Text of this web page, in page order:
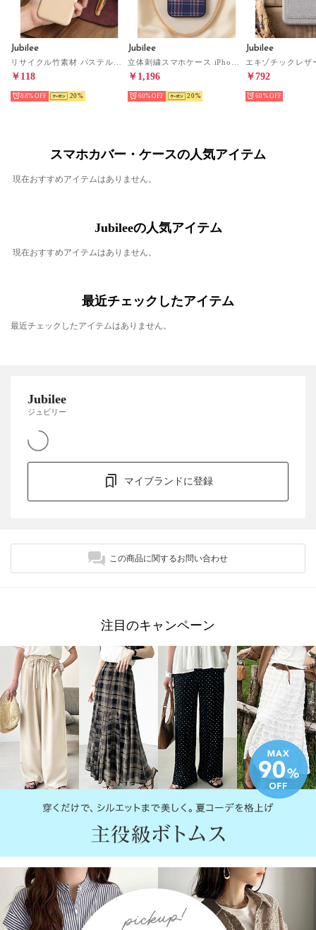
Jubilee
￥118
88% 20
Jubilee
￥1,196
60% 20
Jubilee
￥792
60%
スマホカバー・ケースの人気アイテム
現在おすすめアイテムはありません。
Jubileeの人気アイテム
現在おすすめアイテムはありません。
最近チェックしたアイテム
最近チェックしたアイテムはありません。
Jubilee
ジュビリー
マイブランドに登録
この商品に関するお問い合わせ
注目のキャンペーン